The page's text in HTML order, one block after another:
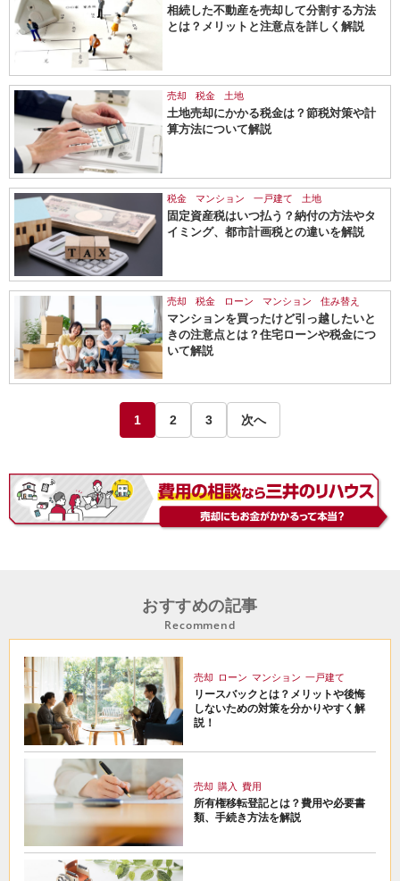
相続した不動産を売却して分割する方法
とは？メリットと注意点を詳しく解説
売却 税金 土地
土地売却にかかる税金は？節税対策や計
算方法について解説
税金 マンション 一戸建て 土地
固定資産税はいつ払う？納付の方法やタ
イミング、都市計画税との違いを解説
売却 税金 ローン マンション 住み替え
マンションを買ったけど引っ越したいと
きの注意点とは？住宅ローンや税金につ
いて解説
1 2 3 次へ
おすすめの記事
Recommend
売却 ローン マンション 一戸建て
リースバックとは？メリットや後悔
しないための対策を分かりやすく解
説！
売却 購入 費用
所有権移転登記とは？費用や必要書
類、手続き方法を解説